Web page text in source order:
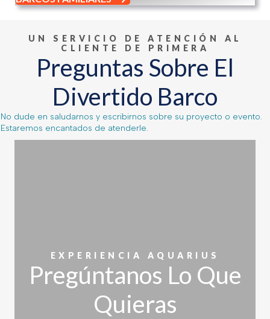
UN SERVICIO DE ATENCIÓN AL
CLIENTE DE PRIMERA
Preguntas Sobre El
Divertido Barco
No dude en saludarnos y escribirnos sobre su proyecto o evento.
Estaremos encantados de atenderle.
EXPERIENCIA AQUARIUS
Pregúntanos Lo Que
Quieras